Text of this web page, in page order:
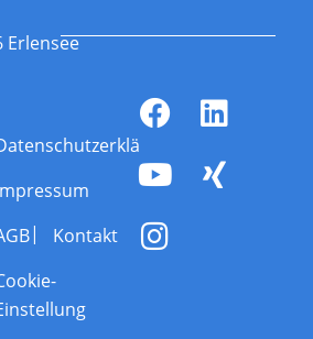
Erlensee
Kontakt